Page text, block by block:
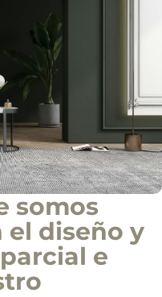
somos
el diseño y
e